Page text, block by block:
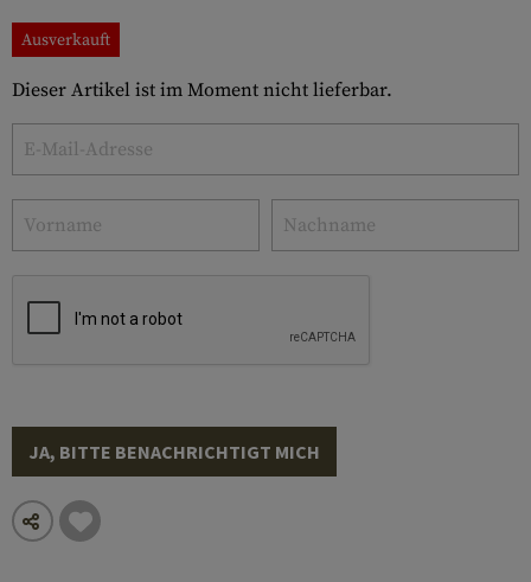
Ausverkauft
Dieser Artikel ist im Moment nicht lieferbar.
JA, BITTE BENACHRICHTIGT MICH